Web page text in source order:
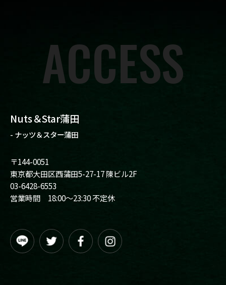
ACCESS
Nuts＆Star蒲田
- ナッツ＆スター蒲田
〒144-0051
東京都大田区西蒲田5-27-17 陳ビル2F
03-6428-6553
営業時間 18:00～23:30 不定休